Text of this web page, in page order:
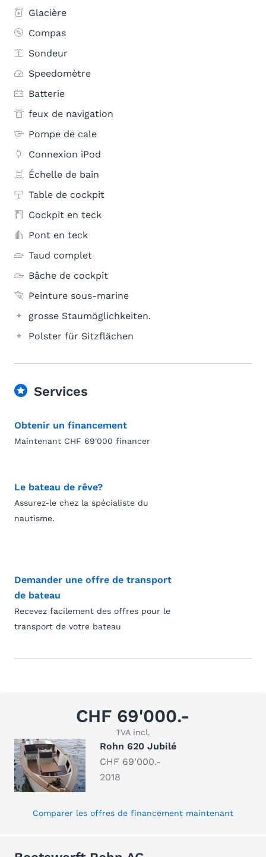
Glacière
Compas
Sondeur
Speedomètre
Batterie
feux de navigation
Pompe de cale
Connexion iPod
Échelle de bain
Table de cockpit
Cockpit en teck
Pont en teck
Taud complet
Bâche de cockpit
Peinture sous-marine
grosse Staumöglichkeiten.
Polster für Sitzflächen
Services
Obtenir un financement
Maintenant CHF 69'000 financer
Le bateau de rêve?
Assurez-le chez la spécialiste du
nautisme.
Demander une offre de transport
de bateau
Recevez facilement des offres pour le
transport de votre bateau
CHF 69'000.-
TVA incl.
Rohn 620 Jubilé
CHF 69'000.-
2018
Comparer les offres de financement maintenant